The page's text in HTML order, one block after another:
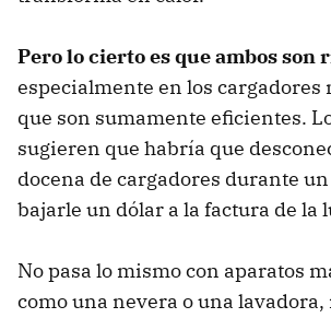
Pero lo cierto es que ambos son
especialmente en los cargadores
que son sumamente eficientes.
sugieren que habría que
docena de cargadores durante
bajarle un dólar a la factura de la
No pasa lo mismo con aparatos
como una nevera o una lavadora,